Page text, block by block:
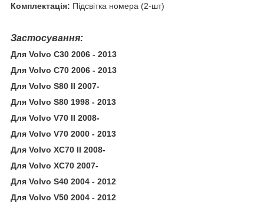
Комплектація: Підсвітка номера (2-шт)
Застосування:
Для Volvo C30 2006 - 2013
Для Volvo C70 2006 - 2013
Для Volvo S80 II 2007-
Для Volvo S80 1998 - 2013
Для Volvo V70 II 2008-
Для Volvo V70 2000 - 2013
Для Volvo XC70 II 2008-
Для Volvo XC70 2007-
Для Volvo S40 2004 - 2012
Для Volvo V50 2004 - 2012